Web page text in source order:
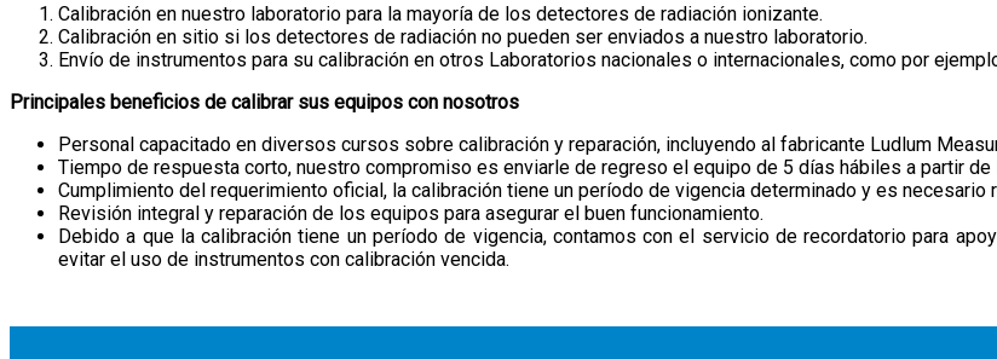
Calibración en nuestro laboratorio para la mayoría de los detectores de radiación ionizante.
Calibración en sitio si los detectores de radiación no pueden ser enviados a nuestro laboratorio.
Envío de instrumentos para su calibración en otros Laboratorios nacionales o internacionales, como por
Principales beneficios de calibrar sus equipos con nosotros
Personal capacitado en diversos cursos sobre calibración y reparación, incluyendo al fabricante Ludlum
Tiempo de respuesta corto, nuestro compromiso es enviarle de regreso el equipo de 5 días hábiles a partir de
Cumplimiento del requerimiento oficial, la calibración tiene un período de vigencia determinado y es necesario
Revisión integral y reparación de los equipos para asegurar el buen funcionamiento.
Debido a que la calibración tiene un período de vigencia, contamos con el servicio de recordatorio para
evitar el uso de instrumentos con calibración vencida.